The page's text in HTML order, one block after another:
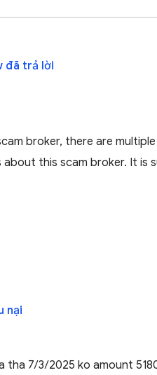
đã trả lời
broker, there are
about this scam broker. It
nại
tha 7/3/2025 ko amount